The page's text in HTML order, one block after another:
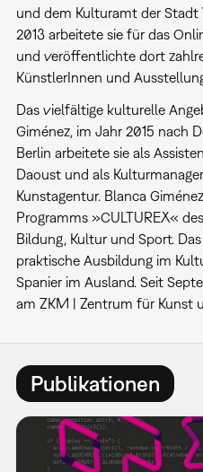
und dem Kulturamt der Stadt
2013 arbeitete sie für das
und veröffentlichte dort
KünstlerInnen und
Das vielfältige kulturelle
Giménez, im Jahr 2015 nach
Berlin arbeitete sie als
Daoust und als
Kunstagentur. Blanca
Programms »CULTUREX«
Bildung, Kultur und Sport.
praktische Ausbildung im
Spanier im Ausland. Seit
am ZKM | Zentrum für Kunst
Publikationen